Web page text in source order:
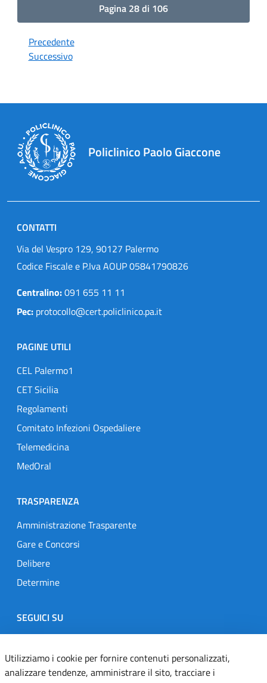
Pagina 28 di 106
Precedente
Successivo
Policlinico Paolo Giaccone
CONTATTI
Via del Vespro 129, 90127 Palermo
Codice Fiscale e P.Iva AOUP 05841790826
Centralino:091 655 11 11
Pec: protocollo@cert.policlinico.pa.it
PAGINE UTILI
CEL Palermo1
CET Sicilia
Regolamenti
Comitato Infezioni Ospedaliere
Telemedicina
MedOral
TRASPARENZA
Amministrazione Trasparente
Gare e Concorsi
Delibere
Determine
SEGUICI SU
Designers Italia
TwitterInstagramYoutubeLinkedin
Utilizziamo i cookie per fornire contenuti personalizzati,
analizzare tendenze, amministrare il sito, tracciare i